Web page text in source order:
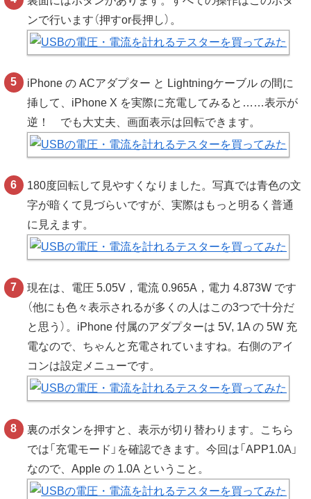
ンで行います（押すor長押し）。
iPhone の ACアダプター と Lightningケーブル の間に
挿して、iPhone X を実際に充電してみると……表示が
逆！ でも大丈夫、画面表示は回転できます。
180度回転して見やすくなりました。写真では青色の文
字が暗くて見づらいですが、実際はもっと明るく普通
に見えます。
現在は、電圧 5.05V，電流 0.965A，電力 4.873W です
（他にも色々表示されるが多くの人はこの3つで十分だ
と思う）。iPhone 付属のアダプターは 5V, 1A の 5W 充
電なので、ちゃんと充電されていますね。右側のアイ
コンは設定メニューです。
裏のボタンを押すと、表示が切り替わります。こちら
では「充電モード」を確認できます。今回は「APP1.0A」
なので、Apple の 1.0A ということ。